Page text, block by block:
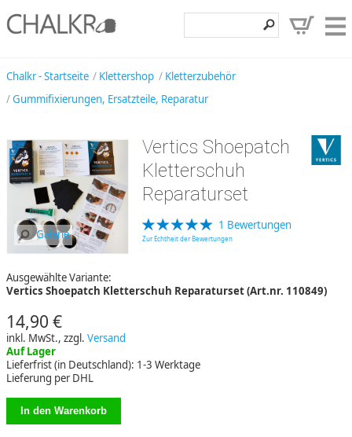
Entdecken
Angebote
Kundenbereich
Chalkr - Startseite Klettershop
Kletterzubehör
Gummifixierungen, Ersatzteile, Reparatur
Galerie
Vertics Shoepatch
Kletterschuh
Reparaturset
1 Bewertungen
Zur Echtheit der Bewertungen
Ausgewählte Variante:
Vertics Shoepatch Kletterschuh Reparaturset (Art.nr. 110849)
14,90 €
inkl. MwSt., zzgl. Versand
Auf Lager
Lieferfrist (in Deutschland): 1-3 Werktage
Lieferung per DHL